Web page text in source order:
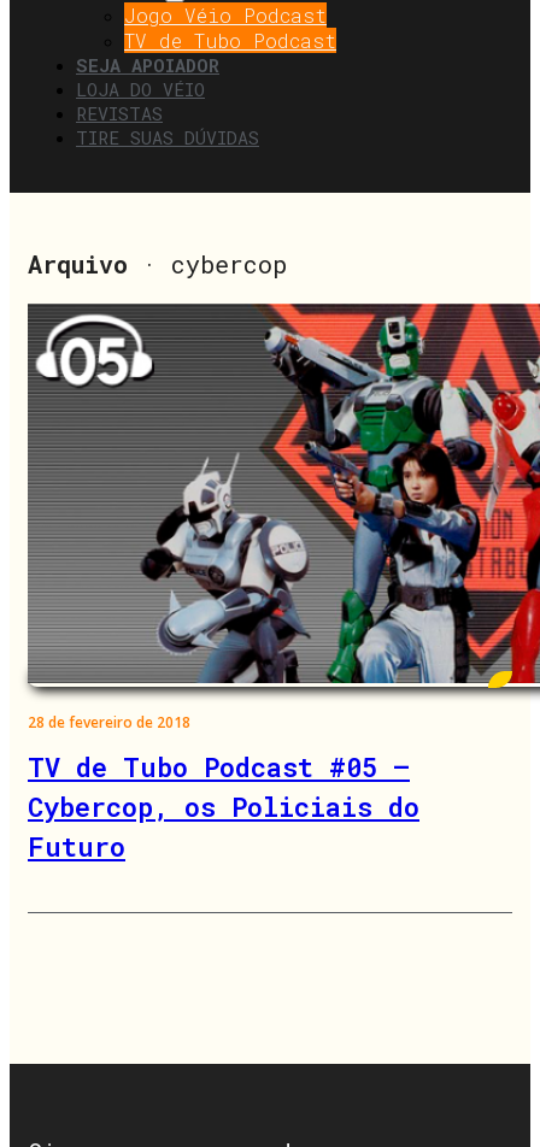
Jogo Véio Podcast
TV de Tubo Podcast
SEJA APOIADOR
LOJA DO VÉIO
REVISTAS
TIRE SUAS DÚVIDAS
Arquivo · cybercop
28 de fevereiro de 2018
TV de Tubo Podcast #05 –
Cybercop, os Policiais do
Futuro